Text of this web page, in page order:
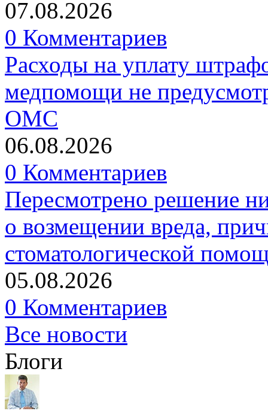
07.08.2026
0 Комментариев
Расходы на уплату
медпомощи не
ОМС
06.08.2026
0 Комментариев
Пересмотрено решение
о возмещении вреда,
стоматологической
05.08.2026
0 Комментариев
Все новости
Блоги